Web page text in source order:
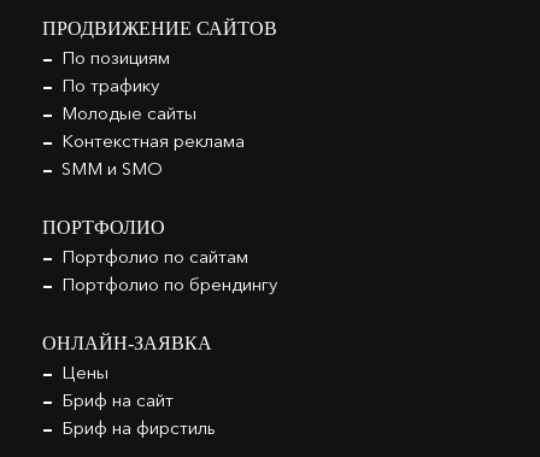
ПРОДВИЖЕНИЕ САЙТОВ
По позициям
По трафику
Молодые сайты
Контекстная реклама
SMM и SMO
ПОРТФОЛИО
Портфолио по сайтам
Портфолио по брендингу
ОНЛАЙН-ЗАЯВКА
Цены
Бриф на сайт
Бриф на фирстиль